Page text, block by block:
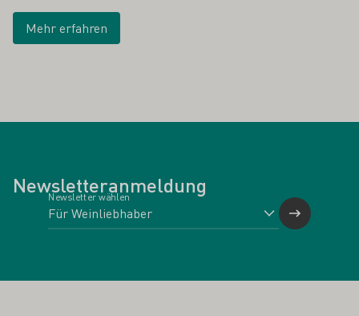
Mehr erfahren
Newsletteranmeldung
Newsletter wählen